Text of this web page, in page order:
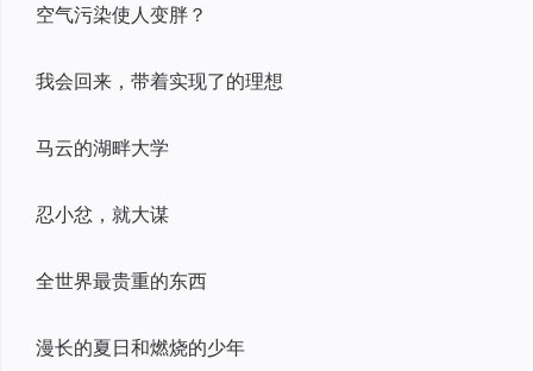
空气污染使人变胖？
我会回来，带着实现了的理想
马云的湖畔大学
忍小忿，就大谋
全世界最贵重的东西
漫长的夏日和燃烧的少年